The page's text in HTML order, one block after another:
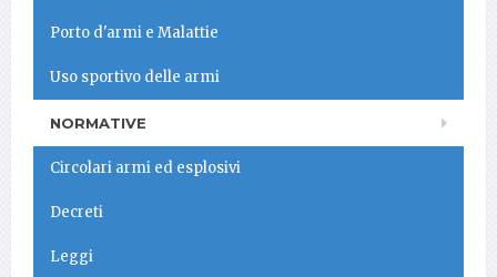
Porto d'armi e Malattie
Uso sportivo delle armi
NORMATIVE
Circolari armi ed esplosivi
Decreti
Leggi